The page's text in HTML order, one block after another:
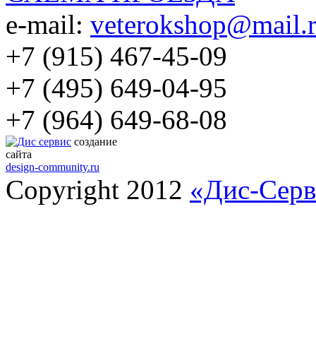
e-mail:
+7 (915) 467-45-09
+7 (495) 649-04-95
+7 (964) 649-68-08
создание
сайта
design-community.ru
Copyright 2012 «Дис-